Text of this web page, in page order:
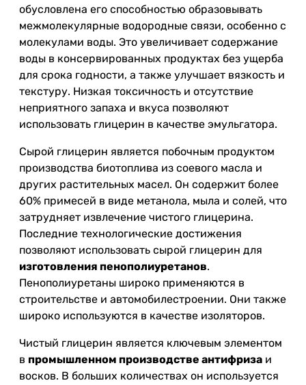
обусловлена его способностью образовывать
межмолекулярные водородные связи, особенно с
молекулами воды. Это увеличивает содержание
воды в консервированных продуктах без ущерба
для срока годности, а также улучшает вязкость и
текстуру. Низкая токсичность и отсутствие
неприятного запаха и вкуса позволяют
использовать глицерин в качестве эмульгатора.
Сырой глицерин является побочным продуктом
производства биотоплива из соевого масла и
других растительных масел. Он содержит более
60% примесей в виде метанола, мыла и солей, что
затрудняет извлечение чистого глицерина.
Последние технологические достижения
позволяют использовать сырой глицерин для
изготовления пенополиуретанов.
Пенополиуретаны широко применяются в
строительстве и автомобилестроении. Они также
широко используются в качестве изоляторов.
Чистый глицерин является ключевым элементом
в промышленном производстве антифриза и
восков. В больших количествах он используется